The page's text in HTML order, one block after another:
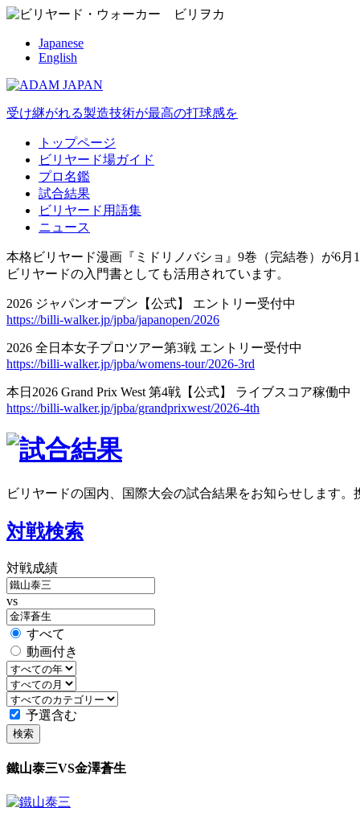
Japanese
English
受け継がれる製造技術が最高の打球感を
トップページ
ビリヤード場ガイド
プロ名鑑
試合結果
ビリヤード用語集
ニュース
本格ビリヤード漫画『ミドリノバショ』9巻（完結巻）が6月
ビリヤードの入門書としても活用されています。
2026 ジャパンオープン【公式】 エントリー受付中
https://billi-walker.jp/jpba/japanopen/2026
2026 全日本女子プロツアー第3戦 エントリー受付中
https://billi-walker.jp/jpba/womens-tour/2026-3rd
本日2026 Grand Prix West 第4戦【公式】 ライブスコア稼働中
https://billi-walker.jp/jpba/grandprixwest/2026-4th
ビリヤードの国内、国際大会の試合結果をお知らせします。
対戦検索
対戦成績
vs
すべて
動画付き
予選含む
検索
鐵山泰三VS金澤蒼生